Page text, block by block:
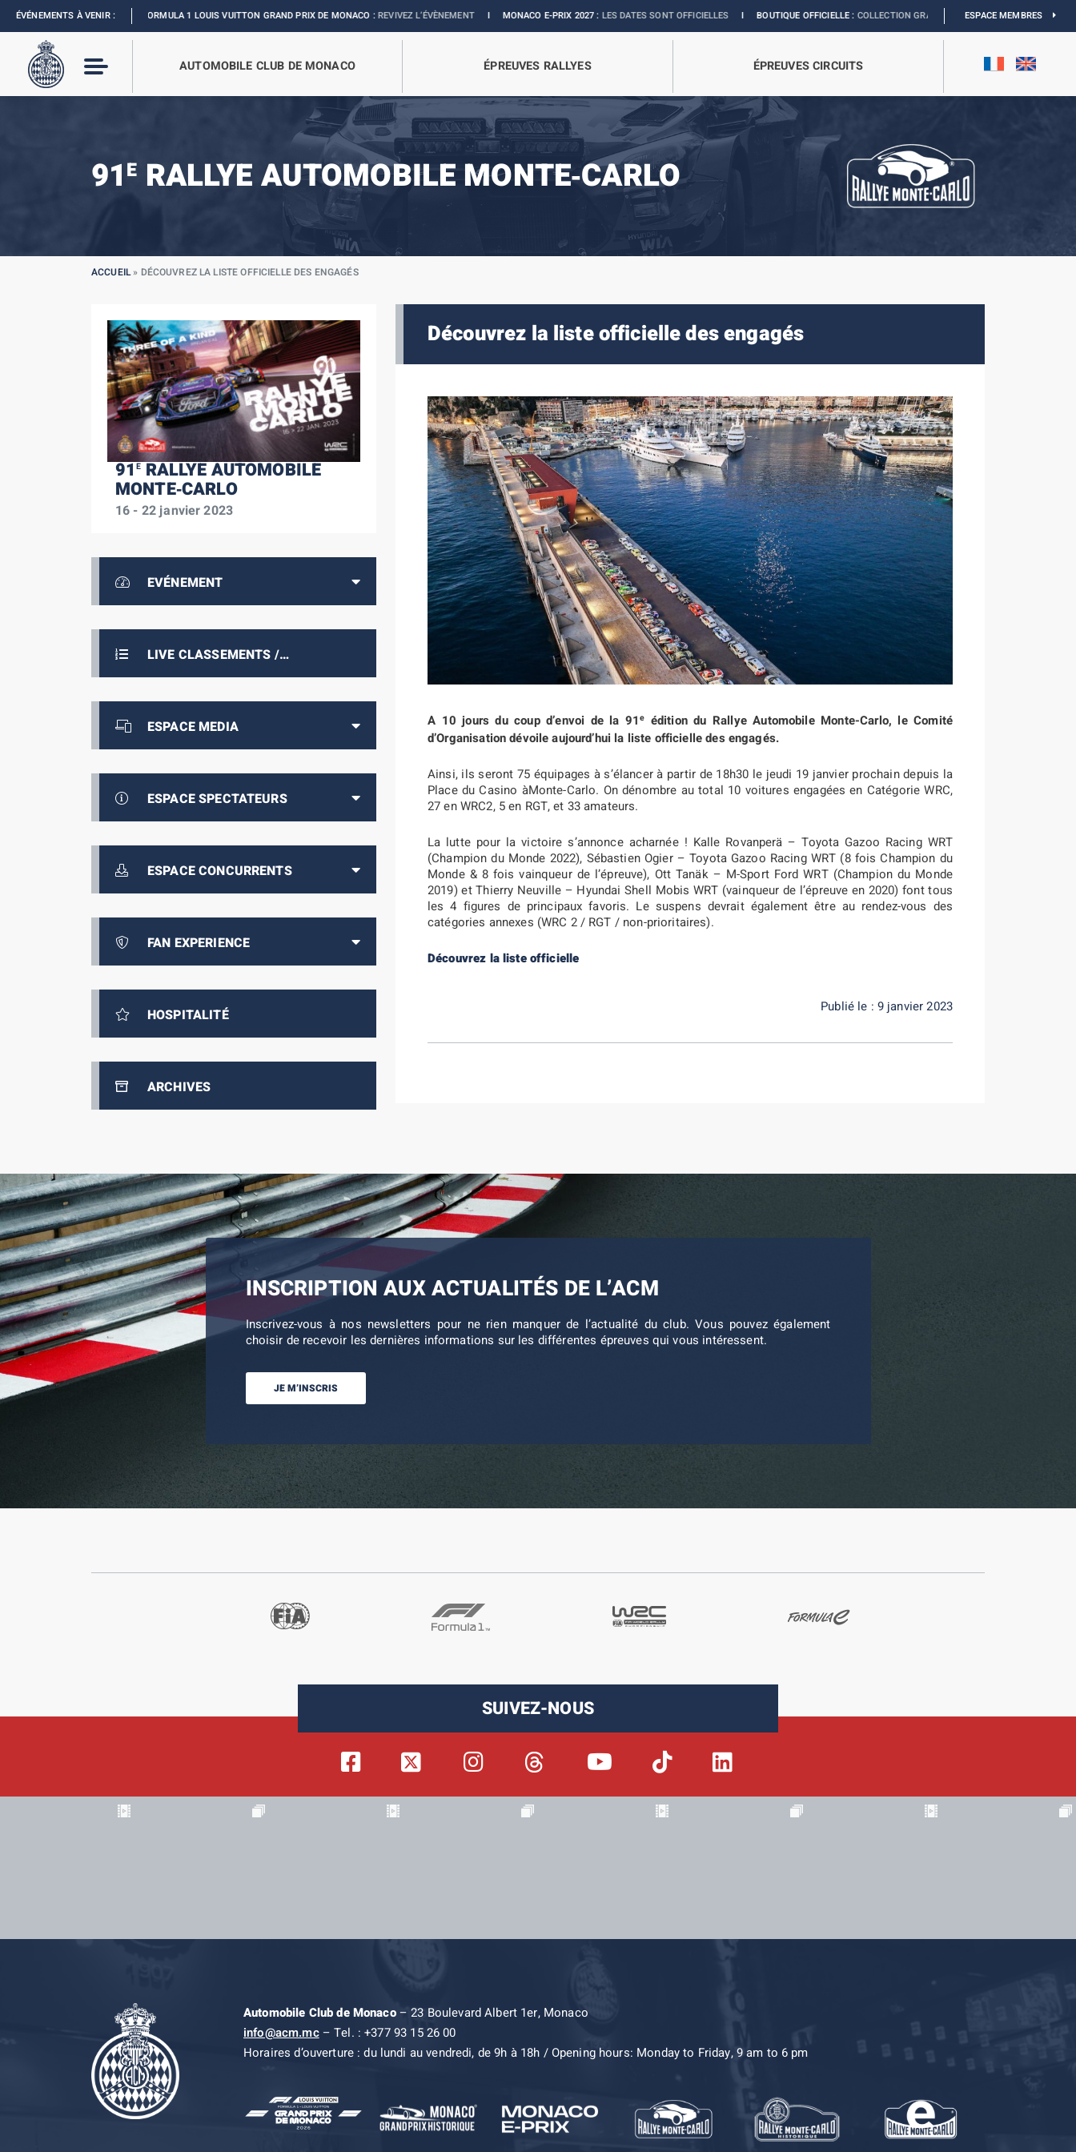
ÉVÉNEMENTS À VENIR :FORMULA 1 LOUIS VUITTON GRAND PRIX DE MONACO :REVIVEZ L’ÉVÈNEMENTIMONACO E-PRIX 2027 : LES DATES SONT OFFICIELLESIBOUTIQUE OFFICIELLE :COLLECTION GRAND PRIXI EXPOSITION MONACO &
ESPACE MEMBRES
AUTOMOBILE CLUB DE MONACO ÉPREUVES RALLYES ÉPREUVES CIRCUITS
91 E RALLYE AUTOMOBILE MONTE‑CARLO
ACCUEIL» DÉCOUVREZ LA LISTE OFFICIELLE DES ENGAGÉS
91ERALLYE AUTOMOBILE
MONTE‑CARLO
16 - 22 janvier 2023
EVÉNEMENT
LIVE CLASSEMENTS /
RÉSULTATS
ESPACE MEDIA
ESPACE SPECTATEURS
ESPACE CONCURRENTS
FAN EXPERIENCE
HOSPITALITÉ
ARCHIVES
Découvrez la liste officielle des engagés
A 10 jours du coup d’envoi de la 91e édition du Rallye Automobile Monte-Carlo, le Comité
d’Organisation dévoile aujourd’hui la liste officielle des engagés.
Ainsi, ils seront 75 équipages à s’élancer à partir de 18h30 le jeudi 19 janvier prochain depuis la
Place du Casino àMonte-Carlo. On dénombre au total 10 voitures engagées en Catégorie WRC,
27 en WRC2, 5 en RGT, et 33 amateurs.
La lutte pour la victoire s’annonce acharnée ! Kalle Rovanperä – Toyota Gazoo Racing WRT
(Champion du Monde 2022), Sébastien Ogier – Toyota Gazoo Racing WRT (8 fois Champion du
Monde & 8 fois vainqueur de l’épreuve), Ott Tanäk – M-Sport Ford WRT (Champion du Monde
2019) et Thierry Neuville – Hyundai Shell Mobis WRT (vainqueur de l’épreuve en 2020) font tous
les 4 figures de principaux favoris. Le suspens devrait également être au rendez-vous des
catégories annexes (WRC 2 / RGT / non-prioritaires).
Découvrez la liste officielle
Publié le : 9 janvier 2023
INSCRIPTION AUX ACTUALITÉS DE L’ACM
Inscrivez-vous à nos newsletters pour ne rien manquer de l’actualité du club. Vous pouvez également
choisir de recevoir les dernières informations sur les différentes épreuves qui vous intéressent.
JE M’INSCRIS
SUIVEZ-NOUS
Automobile Club de Monaco– 23 Boulevard Albert 1er, Monaco
info@acm.mc– Tel. : +377 93 15 26 00
Horaires d’ouverture : du lundi au vendredi, de 9h à 18h / Opening hours: Monday to Friday, 9 am to 6 pm